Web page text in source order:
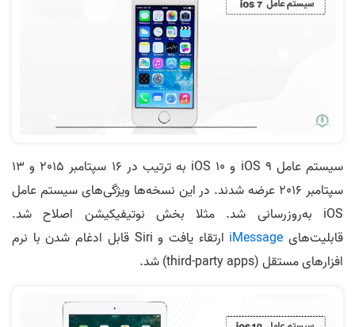
سیستم عامل iOS 9 و iOS 10 به ترتیب در 16 سپتامبر 2015 و 13
سپتامبر 2016 عرضه شدند. در این نسخه‌ها ویژگی‌های سیستم عامل
iOS به‌روزرسانی شد. مثلا بخش نوتیفیکیشن اصلاح شد.
قابلیت‌های iMessage
ارتقاء یافت و Siri قابل ادغام شدن با نرم
افزارهای مستقل (third-party apps) شد.